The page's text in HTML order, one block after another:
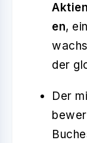
en,
der
Der